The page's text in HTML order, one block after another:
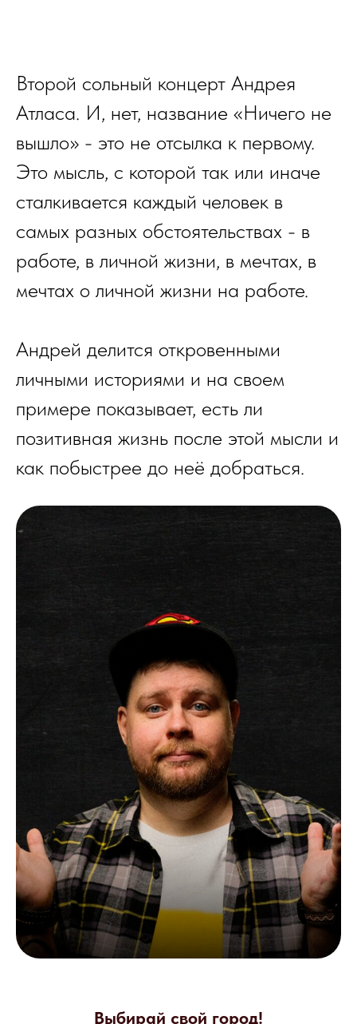
Второй сольный концерт Андрея
Атласа. И, нет, название «Ничего не
вышло» - это не отсылка к первому.
Это мысль, с которой так или иначе
сталкивается каждый человек в
самых разных обстоятельствах - в
работе, в личной жизни, в мечтах, в
мечтах о личной жизни на работе.
Андрей делится откровенными
личными историями и на своем
примере показывает, есть ли
позитивная жизнь после этой мысли и
как побыстрее до неё добраться.
Выбирай свой город!